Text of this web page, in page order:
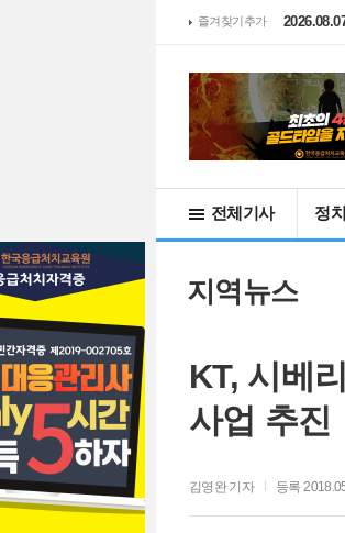
즐겨찾기추가
전체기사 정치
지역뉴스
KT, 시베
사업 추진
김영완기자 등록